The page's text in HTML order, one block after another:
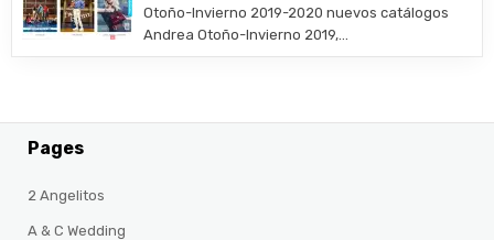
Otoño-Invierno 2019-2020 nuevos catálogos
Andrea Otoño-Invierno 2019,…
Pages
2 Angelitos
A & C Wedding